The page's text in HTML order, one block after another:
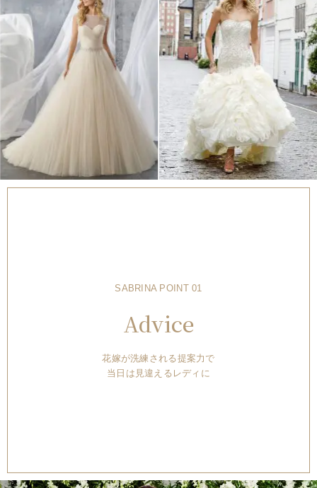
SABRINA POINT 01
Advice
花嫁が洗練される提案力で
当日は見違えるレディに